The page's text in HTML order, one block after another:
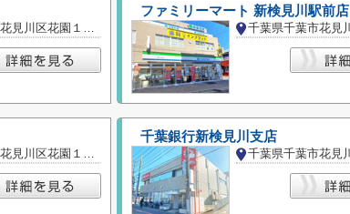
千葉県千葉市花見川区花園１丁目
ファミリーマート 新検見川駅前店
千葉県千葉市花見川区花園１丁目
千葉銀行新検見川支店